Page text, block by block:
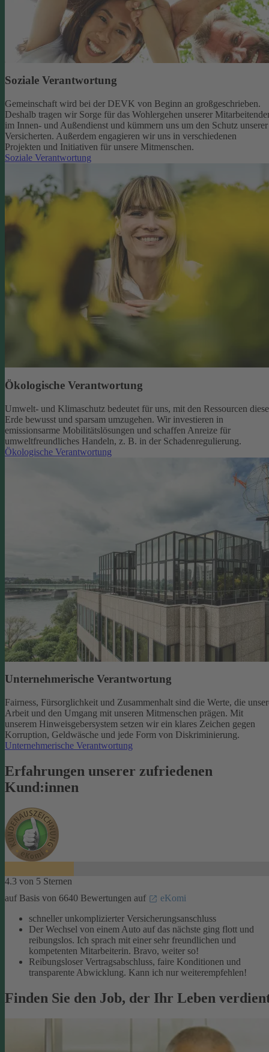
Soziale Verantwortung
Gemeinschaft wird bei der DEVK von Beginn an großgeschrieben.
Deshalb tragen wir Sorge für das Wohlergehen unserer
im Innen- und Außendienst und kümmern uns um den Schutz unserer
Versicherten. Außerdem engagieren wir uns in verschiedenen
Projekten und Initiativen für unsere Mitmenschen.
Soziale Verantwortung
Ökologische Verantwortung
Umwelt- und Klimaschutz bedeutet für uns, mit den Ressourcen
Erde bewusst und sparsam umzugehen. Wir investieren in
emissionsarme Mobilitätslösungen und schaffen Anreize für
umweltfreundliches Handeln, z. B. in der Schadenregulierung.
Ökologische Verantwortung
Unternehmerische Verantwortung
Fairness, Fürsorglichkeit und Zusammenhalt sind die Werte, die
Arbeit und den Umgang mit unseren Mitmenschen prägen. Mit
unserem Hinweisgebersystem setzen wir ein klares Zeichen gegen
Korruption, Geldwäsche und jede Form von Diskriminierung.
Unternehmerische Verantwortung
Erfahrungen unserer zufriedenen
Kund:innen
4.3 von 5 Sternen
auf Basis von 6640 Bewertungen auf
eKomi
schneller unkomplizierter Versicherungsanschluss
Der Wechsel von einem Auto auf das nächste ging flott und
reibungslos. Ich sprach mit einer sehr freundlichen und
kompetenten Mitarbeiterin. Bravo, weiter so!
Reibungsloser Vertragsabschluss, faire Konditionen und
transparente Abwicklung. Kann ich nur weiterempfehlen!
Finden Sie den Job, der Ihr Leben